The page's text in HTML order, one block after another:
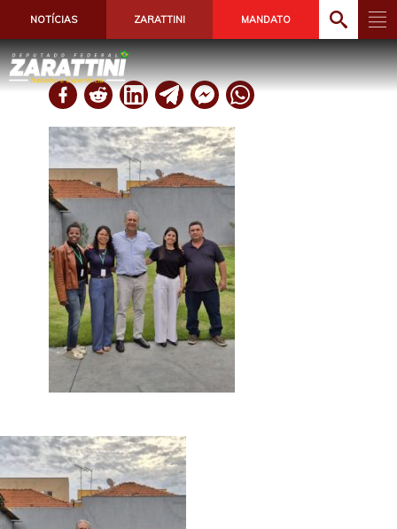
NOTÍCIAS ZARATTINI MANDATO